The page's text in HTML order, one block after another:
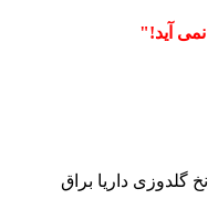
نخ گلدوزی داریا براق